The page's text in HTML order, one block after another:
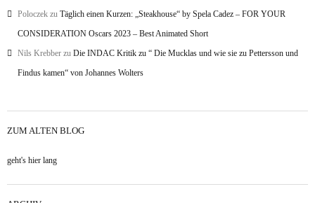
Poloczek zu Täglich einen Kurzen: „Steakhouse“ by Spela Cadez – FOR YOUR
CONSIDERATION Oscars 2023 – Best Animated Short
Nils Krebber zu Die INDAC Kritik zu “ Die Mucklas und wie sie zu Pettersson und
Findus kamen“ von Johannes Wolters
ZUM ALTEN BLOG
geht's hier lang